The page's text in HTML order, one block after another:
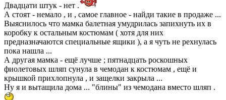
Двадцати штук - нет .
А стоят - немало , и , самое главное - найди такие в продаже ...
Выяснилось что мамка балетная умудрилась запихнуть их в
коробку к остальным костюмам ( хотя для них
предназначаются специальные ящики ), а я чуть не рехнулась
пока нашла ...
А другая мамка - ещё лучше ; пятнадцать роскошных
фиолетовых шляп сунула в чемодан к костюмам , ещё и
крышкой прихлопнула , и защелки закрыла ...
Ну я и вытащила дома ... "блины" из чемодана вместо шляп .